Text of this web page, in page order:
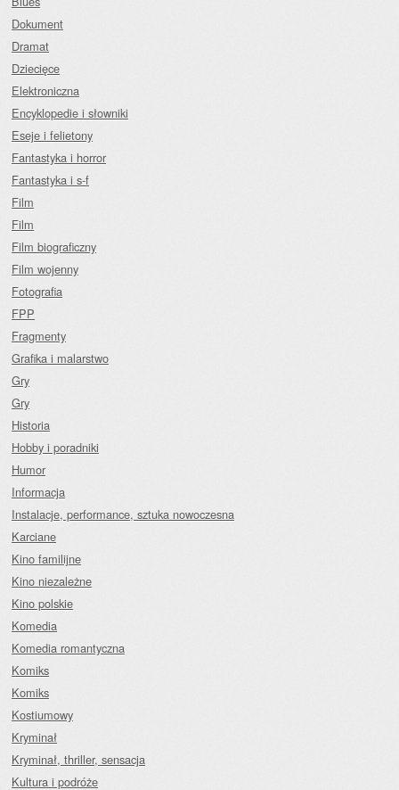
Dokument
Dramat
Dziecięce
Elektroniczna
Encyklopedie i słowniki
Eseje i felietony
Fantastyka i horror
Fantastyka i s-f
Film
Film
Film biograficzny
Film wojenny
Fotografia
FPP
Fragmenty
Grafika i malarstwo
Gry
Gry
Historia
Hobby i poradniki
Humor
Informacja
Instalacje, performance, sztuka nowoczesna
Karciane
Kino familijne
Kino niezależne
Kino polskie
Komedia
Komedia romantyczna
Komiks
Komiks
Kostiumowy
Kryminał
Kryminał, thriller, sensacja
Kultura i podróże